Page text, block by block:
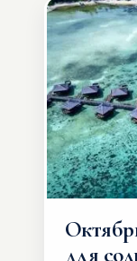
для